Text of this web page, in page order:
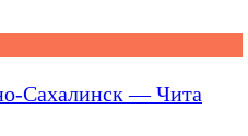
Сахалинск — Чита